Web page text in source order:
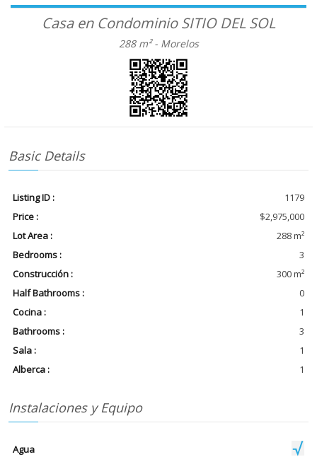
Casa en Condominio SITIO DEL SOL
288 m² - Morelos
Basic Details
Listing ID :
1179
Price :
$2,975,000
Lot Area :
288 m²
Bedrooms :
3
Construcción :
300 m²
Half Bathrooms :
0
Cocina :
1
Bathrooms :
3
Sala :
1
Alberca :
1
Instalaciones y Equipo
Agua